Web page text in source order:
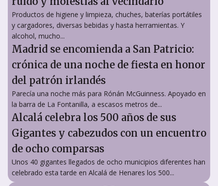
Productos de higiene y limpieza, chuches, baterías portátiles
y cargadores, diversas bebidas y hasta herramientas. Y
alcohol, mucho...
Madrid se encomienda a San Patricio:
crónica de una noche de fiesta en honor
del patrón irlandés
Parecía una noche más para Rónán McGuinness. Apoyado en
la barra de La Fontanilla, a escasos metros de...
Alcalá celebra los 500 años de sus
Gigantes y cabezudos con un encuentro
de ocho comparsas
Unos 40 gigantes llegados de ocho municipios diferentes han
celebrado esta tarde en Alcalá de Henares los 500...